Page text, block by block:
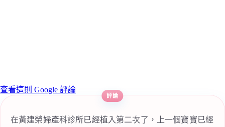
查看這則 Google 評論
在黃建榮婦產科診所已經植入第二次了，上一個寶寶已經